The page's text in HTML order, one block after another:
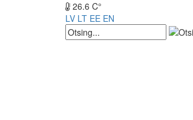
26.6 C°
LV LT EE EN